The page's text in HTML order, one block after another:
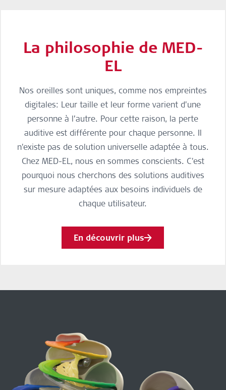
La philosophie de MED-
EL
Nos oreilles sont uniques, comme nos empreintes
digitales: Leur taille et leur forme varient d'une
personne à l’autre. Pour cette raison, la perte
auditive est différente pour chaque personne. Il
n'existe pas de solution universelle adaptée à tous.
Chez MED-EL, nous en sommes conscients. C'est
pourquoi nous cherchons des solutions auditives
sur mesure adaptées aux besoins individuels de
chaque utilisateur.
En découvrir plus